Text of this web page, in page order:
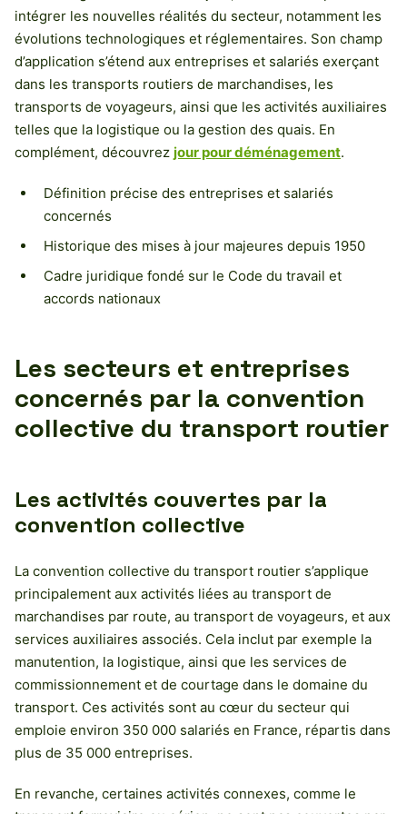
intégrer les nouvelles réalités du secteur, notamment les
évolutions technologiques et réglementaires. Son champ
d’application s’étend aux entreprises et salariés exerçant
dans les transports routiers de marchandises, les
transports de voyageurs, ainsi que les activités auxiliaires
telles que la logistique ou la gestion des quais. En
complément, découvrez jour pour déménagement.
Définition précise des entreprises et salariés
concernés
Historique des mises à jour majeures depuis 1950
Cadre juridique fondé sur le Code du travail et
accords nationaux
Les secteurs et entreprises
concernés par la convention
collective du transport routier
Les activités couvertes par la
convention collective
La convention collective du transport routier s’applique
principalement aux activités liées au transport de
marchandises par route, au transport de voyageurs, et aux
services auxiliaires associés. Cela inclut par exemple la
manutention, la logistique, ainsi que les services de
commissionnement et de courtage dans le domaine du
transport. Ces activités sont au cœur du secteur qui
emploie environ 350 000 salariés en France, répartis dans
plus de 35 000 entreprises.
En revanche, certaines activités connexes, comme le